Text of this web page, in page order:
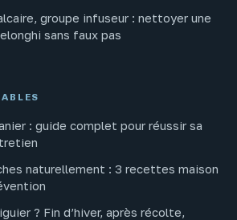
groupe infuseur : nettoyer une
sans faux pas
: guide complet pour réussir sa
naturellement : 3 recettes maison
? Fin d’hiver, après récolte,